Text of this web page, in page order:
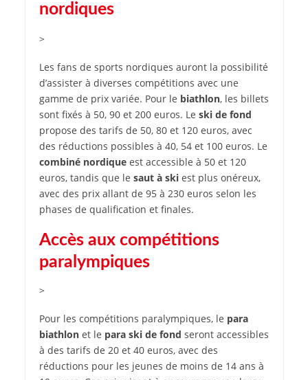
nordiques
>
Les fans de sports nordiques auront la possibilité
d’assister à diverses compétitions avec une
gamme de prix variée. Pour le biathlon, les billets
sont fixés à 50, 90 et 200 euros. Le ski de fond
propose des tarifs de 50, 80 et 120 euros, avec
des réductions possibles à 40, 54 et 100 euros. Le
combiné nordiqueest accessible à 50 et 120
euros, tandis que le saut à skiest plus onéreux,
avec des prix allant de 95 à 230 euros selon les
phases de qualification et finales.
Accès aux compétitions
paralympiques
>
Pour les compétitions paralympiques, le para
biathlonet le para ski de fond seront accessibles
à des tarifs de 20 et 40 euros, avec des
réductions pour les jeunes de moins de 14 ans à